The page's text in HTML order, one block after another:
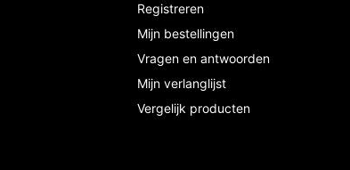
Registreren
Mijn bestellingen
Vragen en antwoorden
Mijn verlanglijst
Vergelijk producten